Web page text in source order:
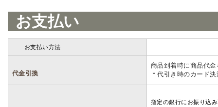
お支払い
お支払い方法
代金引換
商品到着時に商品代
＊代引き時のカード
指定の銀行にお振り込